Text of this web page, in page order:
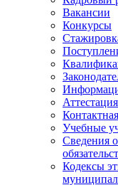
Вакансии
Конкурсы
Учебные
Сведения
Кодексы